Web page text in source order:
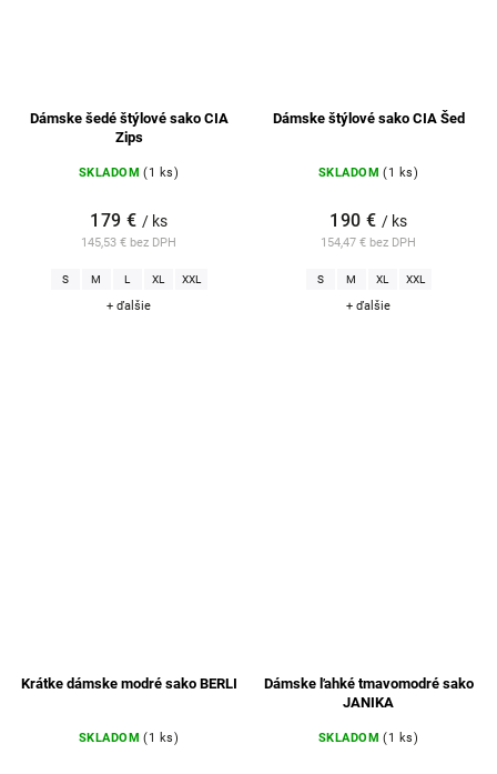
Dámske šedé štýlové sako CIA
Zips
SKLADOM (1 ks)
145,53 € bez DPH
179 € / ks
S M L XL XXL
+ ďalšie
Dámske štýlové sako CIA Šed
SKLADOM (1 ks)
154,47 € bez DPH
190 € / ks
S M XL XXL
+ ďalšie
Krátke dámske modré sako BERLI
SKLADOM (1 ks)
Dámske ľahké tmavomodré sako
JANIKA
SKLADOM (1 ks)